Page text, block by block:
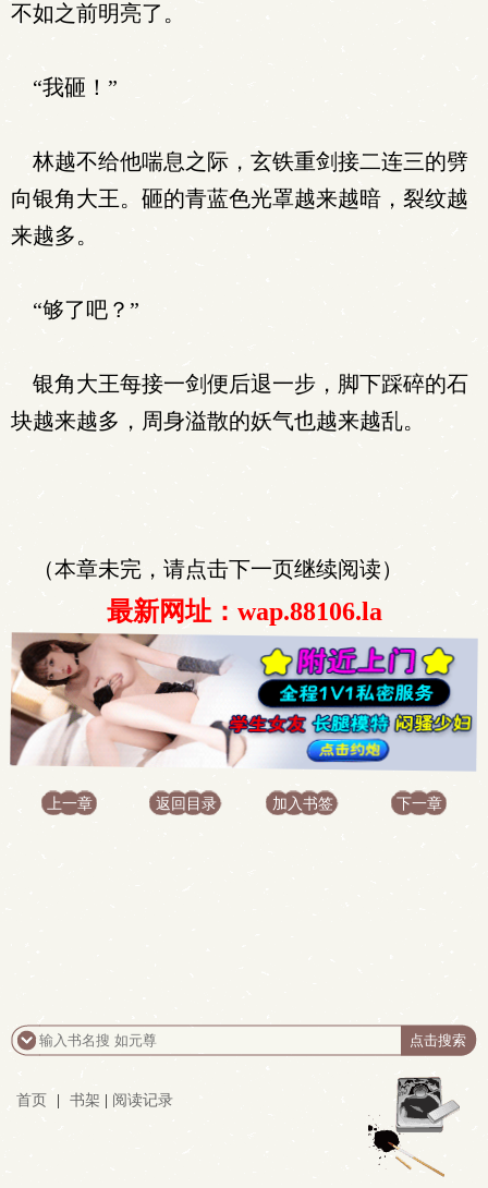
不如之前明亮了。
“我砸！”
林越不给他喘息之际，玄铁重剑接二连三的劈
向银角大王。砸的青蓝色光罩越来越暗，裂纹越
来越多。
“够了吧？”
银角大王每接一剑便后退一步，脚下踩碎的石
块越来越多，周身溢散的妖气也越来越乱。
（本章未完，请点击下一页继续阅读）
最新网址：wap.88106.la
上一章 返回目录 加入书签 下一章
首页 书架 阅读记录